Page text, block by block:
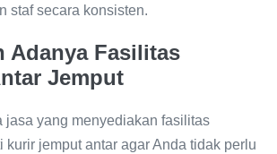
staf secara konsisten.
Adanya Fasilitas
Jemput
jasa yang menyediakan fasilitas
kurir jemput antar agar Anda tidak perlu